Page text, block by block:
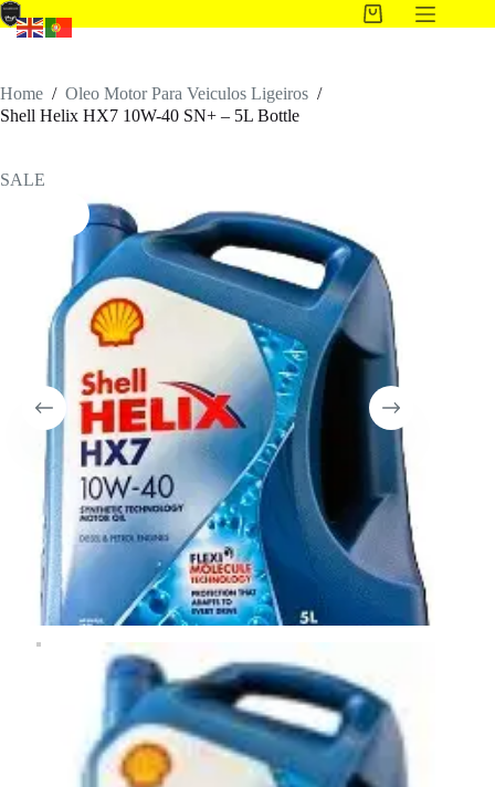
Home / Oleo Motor Para Veiculos Ligeiros /
Shell Helix HX7 10W-40 SN+ – 5L Bottle
SALE